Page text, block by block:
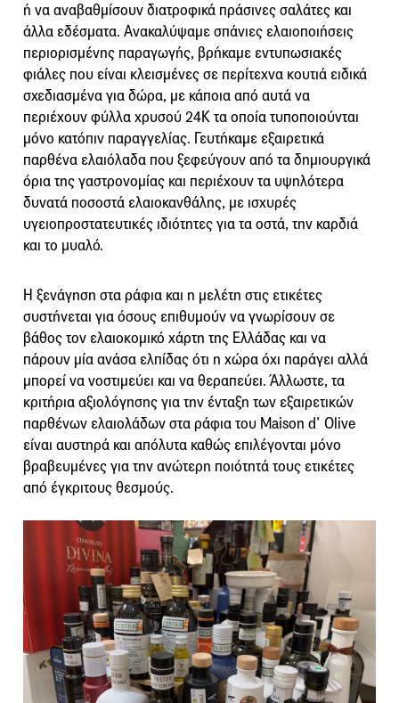
ή να αναβαθμίσουν διατροφικά πράσινες σαλάτες και
άλλα εδέσματα. Ανακαλύψαμε σπάνιες ελαιοποιήσεις
περιορισμένης παραγωγής, βρήκαμε εντυπωσιακές
φιάλες που είναι κλεισμένες σε περίτεχνα κουτιά ειδικά
σχεδιασμένα για δώρα, με κάποια από αυτά να
περιέχουν φύλλα χρυσού 24Κ τα οποία τυποποιούνται
μόνο κατόπιν παραγγελίας. Γευτήκαμε εξαιρετικά
παρθένα ελαιόλαδα που ξεφεύγουν από τα δημιουργικά
όρια της γαστρονομίας και περιέχουν τα υψηλότερα
δυνατά ποσοστά ελαιοκανθάλης, με ισχυρές
υγειοπροστατευτικές ιδιότητες για τα οστά, την καρδιά
και το μυαλό.
Η ξενάγηση στα ράφια και η μελέτη στις ετικέτες
συστήνεται για όσους επιθυμούν να γνωρίσουν σε
βάθος τον ελαιοκομικό χάρτη της Ελλάδας και να
πάρουν μία ανάσα ελπίδας ότι η χώρα όχι παράγει αλλά
μπορεί να νοστιμεύει και να θεραπεύει. Άλλωστε, τα
κριτήρια αξιολόγησης για την ένταξη των εξαιρετικών
παρθένων ελαιολάδων στα ράφια του Maison d’ Olive
είναι αυστηρά και απόλυτα καθώς επιλέγονται μόνο
βραβευμένες για την ανώτερη ποιότητά τους ετικέτες
από έγκριτους θεσμούς.